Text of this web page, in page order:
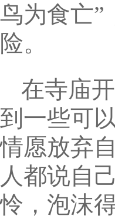
鸟为食亡”
险。
在寺庙
到一些可
情愿放弃
人都说自
怜，泡沫